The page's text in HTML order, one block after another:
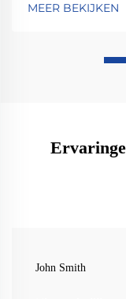
geavanceerde
MEER BEKIJKEN
John Smith